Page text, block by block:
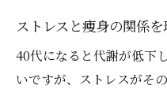
ストレスと痩身の関係を
40代になると代謝が低下
いですが、ストレスがそ